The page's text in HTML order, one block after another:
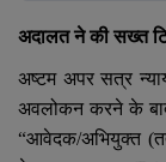
अदालत ने की सख्त
अष्टम अपर सत्र
अवलोकन करने के
“आवेदक/अभियुक्त